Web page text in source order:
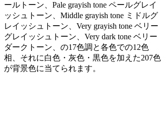
ールトーン、Pale grayish tone ペールグレイ
ッシュトーン、Middle grayish tone ミドルグ
レイッシュトーン、Very grayish tone ベリー
グレイッシュトーン、Very dark tone ベリー
ダークトーン、の17色調と各色での12色
相、それに白色・灰色・黒色を加えた207色
が背景色に当てられます。